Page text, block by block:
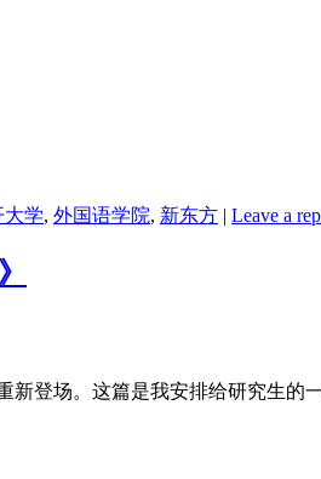
大学, 外国语学院, 新东方 | Leave a
新登场。这篇是我安排给研究生